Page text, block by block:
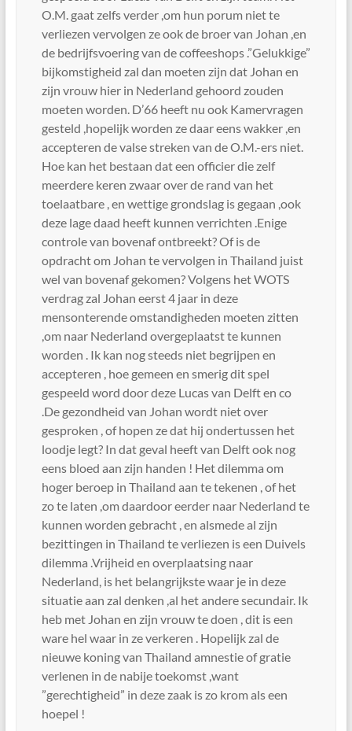
O.M. gaat zelfs verder ,om hun porum niet te
verliezen vervolgen ze ook de broer van Johan ,en
de bedrijfsvoering van de coffeeshops .”Gelukkige”
bijkomstigheid zal dan moeten zijn dat Johan en
zijn vrouw hier in Nederland gehoord zouden
moeten worden. D’66 heeft nu ook Kamervragen
gesteld ,hopelijk worden ze daar eens wakker ,en
accepteren de valse streken van de O.M.-ers niet.
Hoe kan het bestaan dat een officier die zelf
meerdere keren zwaar over de rand van het
toelaatbare , en wettige grondslag is gegaan ,ook
deze lage daad heeft kunnen verrichten .Enige
controle van bovenaf ontbreekt? Of is de
opdracht om Johan te vervolgen in Thailand juist
wel van bovenaf gekomen? Volgens het WOTS
verdrag zal Johan eerst 4 jaar in deze
mensonterende omstandigheden moeten zitten
,om naar Nederland overgeplaatst te kunnen
worden . Ik kan nog steeds niet begrijpen en
accepteren , hoe gemeen en smerig dit spel
gespeeld word door deze Lucas van Delft en co
.De gezondheid van Johan wordt niet over
gesproken , of hopen ze dat hij ondertussen het
loodje legt? In dat geval heeft van Delft ook nog
eens bloed aan zijn handen ! Het dilemma om
hoger beroep in Thailand aan te tekenen , of het
zo te laten ,om daardoor eerder naar Nederland te
kunnen worden gebracht , en alsmede al zijn
bezittingen in Thailand te verliezen is een Duivels
dilemma .Vrijheid en overplaatsing naar
Nederland, is het belangrijkste waar je in deze
situatie aan zal denken ,al het andere secundair. Ik
heb met Johan en zijn vrouw te doen , dit is een
ware hel waar in ze verkeren . Hopelijk zal de
nieuwe koning van Thailand amnestie of gratie
verlenen in de nabije toekomst ,want
”gerechtigheid” in deze zaak is zo krom als een
hoepel !